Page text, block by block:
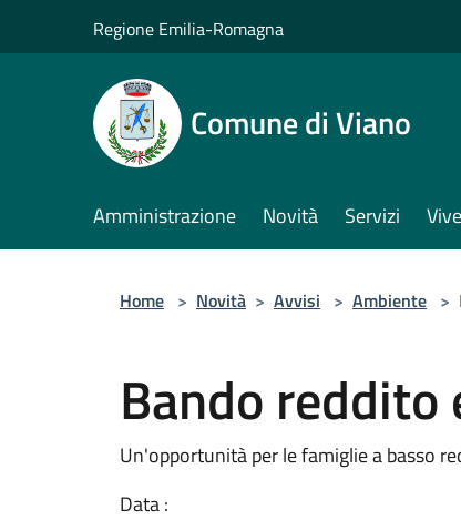
Regione Emilia-Romagna
Comune di Viano
Amministrazione Novità Servizi
Home > Novità > Avvisi > Ambiente >
Bando
Un'opportunità per le famiglie a basso
Data :